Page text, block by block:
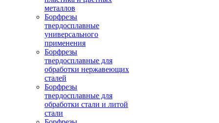
металлов
Борфрезы
твердосплавные
универсального
применения
Борфрезы
твердосплавные для
обработки нержавеющих
сталей
Борфрезы
твердосплавные для
обработки стали и литой
стали